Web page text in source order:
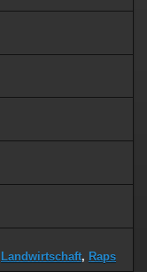
Landwirtschaft, Raps